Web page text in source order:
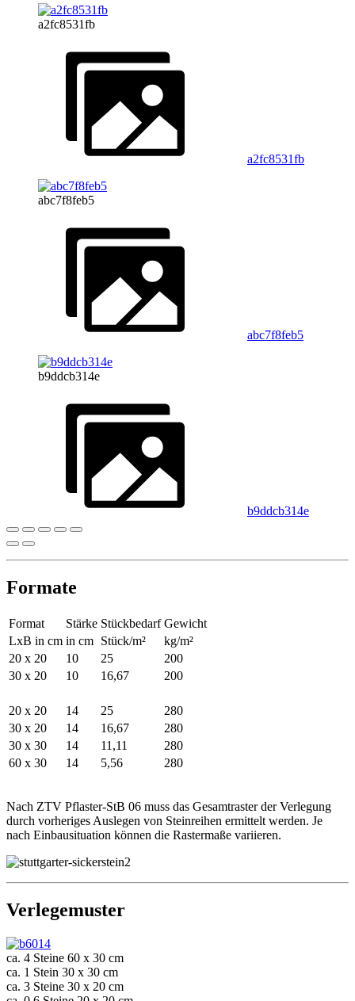
a2fc8531fb
a2fc8531fb
abc7f8feb5
abc7f8feb5
b9ddcb314e
b9ddcb314e
Formate
Format Stärke Stückbedarf Gewicht
LxB in cm in cm Stück/m²
kg/m²
20 x 20
10 25
200
30 x 20
10 16,67 200
20 x 20 14 25
280
30 x 20
14 16,67
280
30 x 30
14 11,11
280
60 x 30
14 5,56 280
Nach ZTV Pflaster-StB 06 muss das Gesamtraster der Verlegung
durch vorheriges Auslegen von Steinreihen ermittelt werden. Je
nach Einbausituation können die Rastermaße variieren.
Verlegemuster
ca. 4 Steine 60 x 30 cm
ca. 1 Stein 30 x 30 cm
ca. 3 Steine 30 x 20 cm